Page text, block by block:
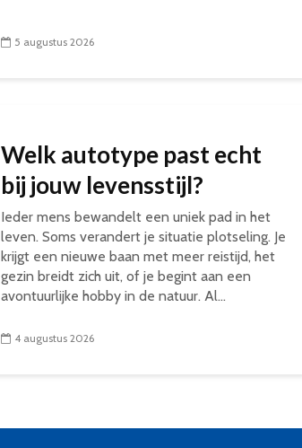
5 augustus 2026
Welk autotype past echt
bij jouw levensstijl?
Ieder mens bewandelt een uniek pad in het
leven. Soms verandert je situatie plotseling. Je
krijgt een nieuwe baan met meer reistijd, het
gezin breidt zich uit, of je begint aan een
avontuurlijke hobby in de natuur. Al...
4 augustus 2026